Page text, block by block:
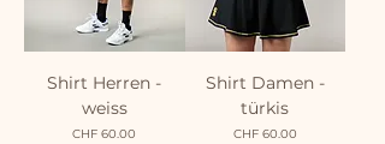
Shirt Herren -
weiss
Preis
CHF 60.00
Shirt Damen -
türkis
Preis
CHF 60.00